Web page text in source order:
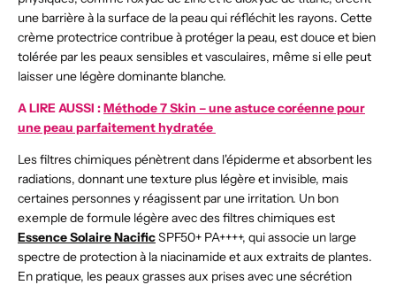
une barrière à la surface de la peau qui réfléchit les rayons. Cette
crème protectrice contribue à protéger la peau, est douce et bien
tolérée par les peaux sensibles et vasculaires, même si elle peut
laisser une légère dominante blanche.
A LIRE AUSSI :Méthode 7 Skin – une astuce coréenne pour
une peau parfaitement hydratée
Les filtres chimiques pénètrent dans l'épiderme et absorbent les
radiations, donnant une texture plus légère et invisible, mais
certaines personnes y réagissent par une irritation. Un bon
exemple de formule légère avec des filtres chimiques est
Essence Solaire NacificSPF50+ PA++++, qui associe un large
spectre de protection à la niacinamide et aux extraits de plantes.
En pratique, les peaux grasses aux prises avec une sécrétion